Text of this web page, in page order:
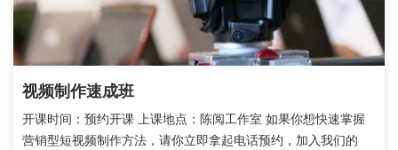
视频制作速成班
开课时间：预约开课 上课地点：陈阅工作室 如果你想快速掌握
营销型短视频制作方法，请你立即拿起电话预约，加入我们的